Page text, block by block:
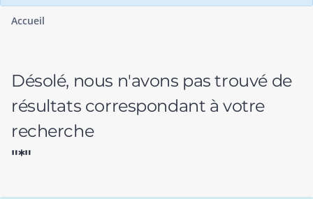
Accueil
Désolé, nous n'avons pas trouvé de
résultats correspondant à votre
recherche
"*"